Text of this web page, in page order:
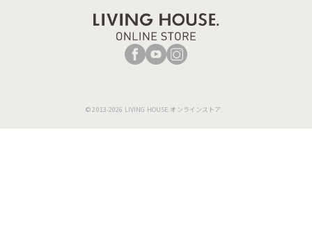
© 2013-2026 LIVING HOUSE.オンラインストア.